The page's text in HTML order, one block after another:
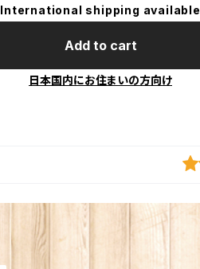
International shipping available
Add to cart
日本国内にお住まいの方向け